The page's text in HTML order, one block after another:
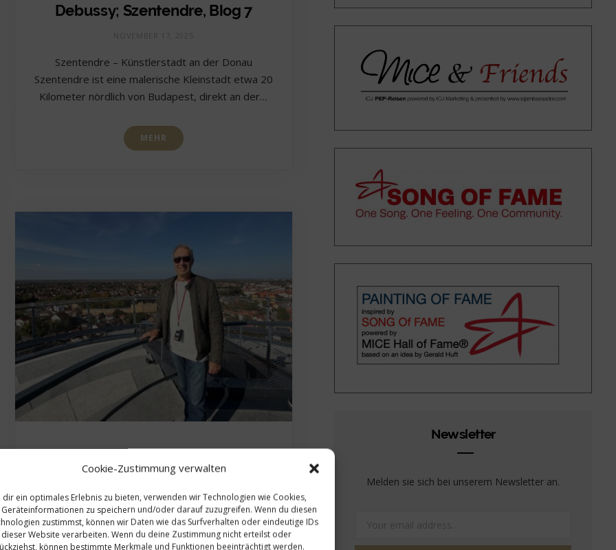
Cookie-Zustimmung verwalten
dir ein optimales Erlebnis zu bieten, verwenden wir Technologien wie Cookies,
zu speichern und/oder darauf zuzugreifen. Wenn du diesen
zustimmst, können wir Daten wie das Surfverhalten oder eindeutige IDs
Website verarbeiten. Wenn du deine Zustimmung nicht erteilst oder
können bestimmte Merkmale und Funktionen beeinträchtigt werden.
Debussy; Szentendre, Blog 7
Szentendre – Künstlerstadt an der Donau
Szentendre ist eine malerische Kleinstadt etwa 20
Kilometer nördlich von Budapest, direkt an der…
MEHR
Debussy; Vukovar, Blog 5
NOVEMBER 10, 2025
Newsletter
Melden sie sich bei unserem Newsletter an.